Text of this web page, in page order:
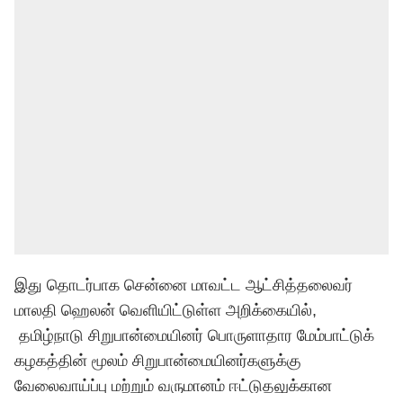
இது தொடர்பாக சென்னை மாவட்ட ஆட்சித்தலைவர்
மாலதி ஹெலன் வெளியிட்டுள்ள அறிக்கையில்,
தமிழ்நாடு சிறுபான்மையினர் பொருளாதார மேம்பாட்டுக்
கழகத்தின் மூலம் சிறுபான்மையினர்களுக்கு
வேலைவாய்ப்பு மற்றும் வருமானம் ஈட்டுதலுக்கான